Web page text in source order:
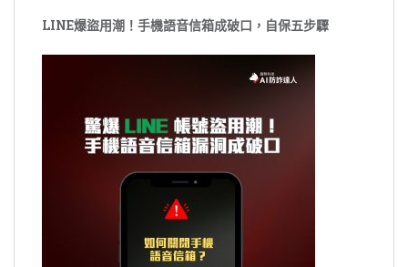
LINE爆盜用潮！手機語音信箱成破口，自保五步驟